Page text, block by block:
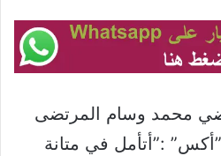
محمد وسام المرتضى
:”أتأمل في متانة